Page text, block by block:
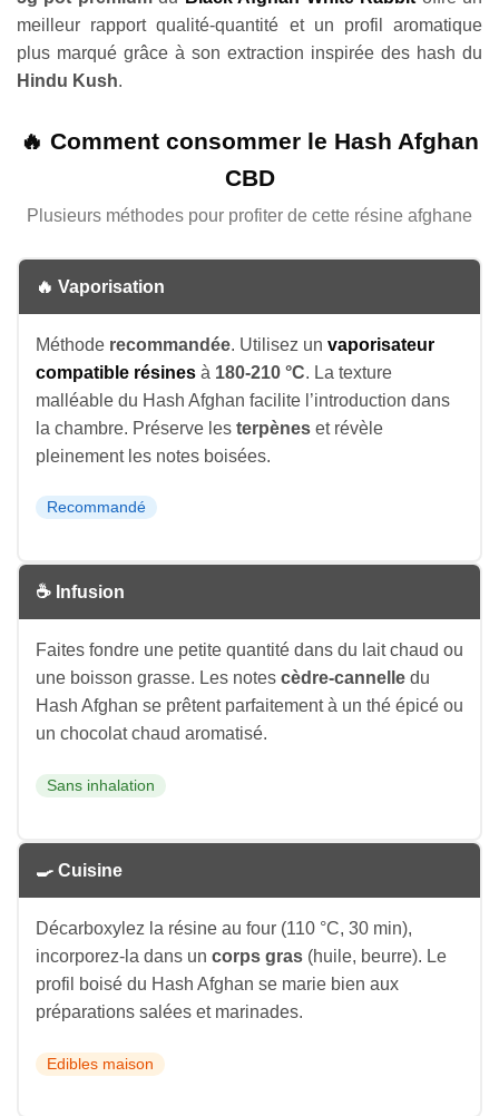
meilleur rapport qualité-quantité et un profil aromatique
plus marqué grâce à son extraction inspirée des hash du
Hindu Kush.
🔥 Comment consommer le Hash Afghan
CBD
Plusieurs méthodes pour profiter de cette résine afghane
🔥 Vaporisation
Méthode recommandée. Utilisez un vaporisateur
compatible résines à 180-210 °C. La texture
malléable du Hash Afghan facilite l’introduction dans
la chambre. Préserve les terpènes et révèle
pleinement les notes boisées.
Recommandé
☕ Infusion
Faites fondre une petite quantité dans du lait chaud ou
une boisson grasse. Les notes cèdre-cannelle du
Hash Afghan se prêtent parfaitement à un thé épicé ou
un chocolat chaud aromatisé.
Sans inhalation
🍳 Cuisine
Décarboxylez la résine au four (110 °C, 30 min),
incorporez-la dans un corps gras (huile, beurre). Le
profil boisé du Hash Afghan se marie bien aux
préparations salées et marinades.
Edibles maison